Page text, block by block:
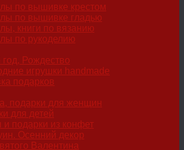
по вышивке крестом
по вышивке гладью
книги по вязанию
по рукоделию
Рождество
игрушки handmade
подарков
подарки для женщин
для детей
и подарки из конфет
Осенний декор
Валентина